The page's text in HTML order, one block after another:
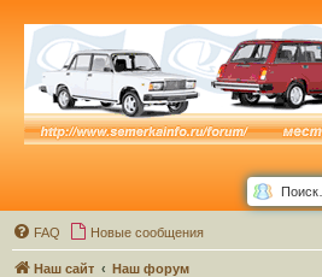
FAQ Новые сообщения
Наш сайт Наш форум